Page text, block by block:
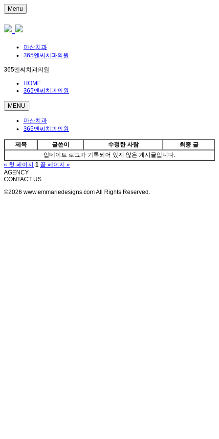
Menu
마산치과
365엔씨치과의원
365엔씨치과의원
HOME
365엔씨치과의원
MENU
마산치과
365엔씨치과의원
제목 글쓴이 수정한 사람
최종 글
업데이트 로그가 기록되어 있지 않은 게시글입니다.
« 첫 페이지 1 끝 페이지 »
AGENCY
CONTACT US
©2026 www.emmariedesigns.com All Rights Reserved.